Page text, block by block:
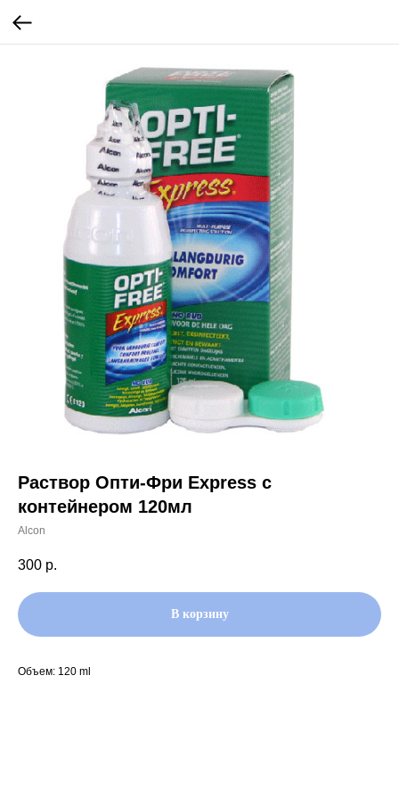
Раствор Опти-Фри Express с
контейнером 120мл
Alcon
300 р.
В корзину
Объем: 120 ml